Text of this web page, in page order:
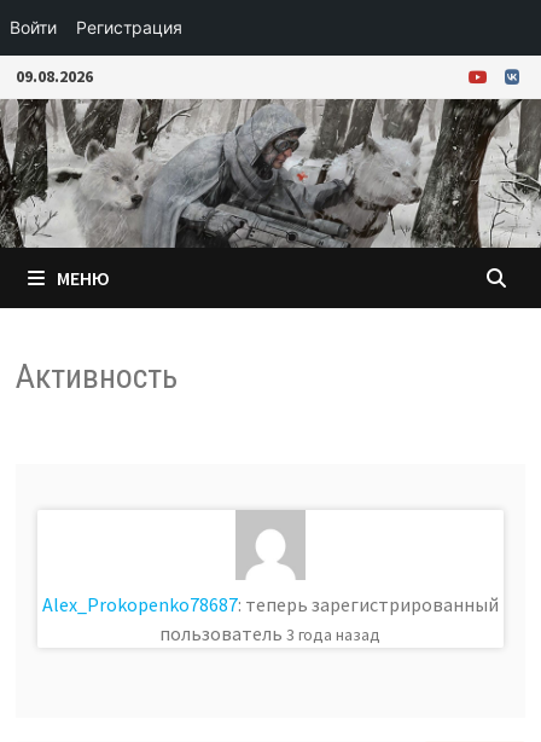
Войти Регистрация
Перейти
к
содержимому
09.08.2026
МЕНЮ
Активность
Alex_Prokopenko78687: теперь зарегистрированный
пользователь3 года назад